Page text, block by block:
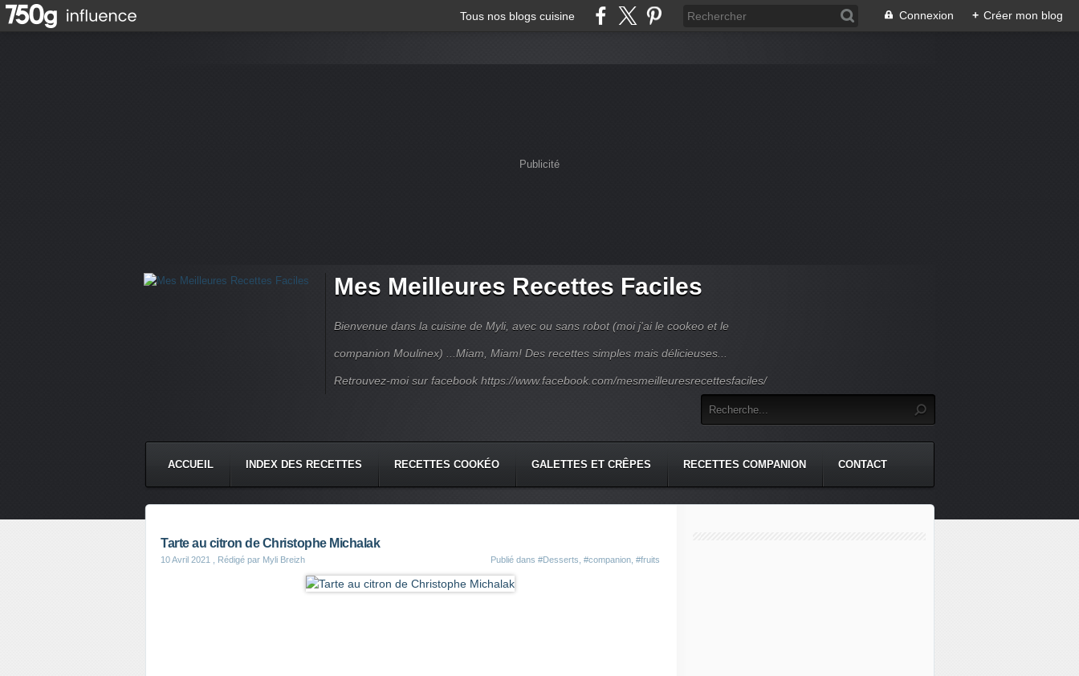
Tous nos blogs cuisine Connexion + Créer mon blog
Publicité
Mes Meilleures Recettes Faciles
Bienvenue dans la cuisine de Myli, avec ou sans robot (moi j'ai le cookeo et le
companion Moulinex) ...Miam, Miam! Des recettes simples mais délicieuses...
Retrouvez-moi sur facebook https://www.facebook.com/mesmeilleuresrecettesfaciles/
ACCUEIL INDEX DES RECETTES RECETTES COOKÉO GALETTES ET CRÊPES RECETTES COMPANION CONTACT
Tarte au citron de Christophe Michalak
10 Avril 2021 , Rédigé par Myli Breizh Publié dans #Desserts #companion #fruits